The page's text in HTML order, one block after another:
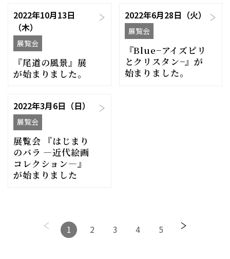
2022年10月13日
（木）
展覧会
『尾道の風景』展
が始まりました。
2022年6月28日（火）
展覧会
『Blue−アイズピリ
とクリスタン−』が
始まりました。
2022年3月6日（日）
展覧会
展覧会 『はじまり
のバラ ―近代絵画
コレクション―』
が始まりました
1 2 3 4 5